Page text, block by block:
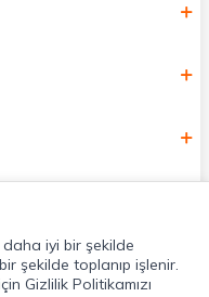
iyi bir şekilde
şekilde toplanıp işlenir.
Gizlilik Politikamızı